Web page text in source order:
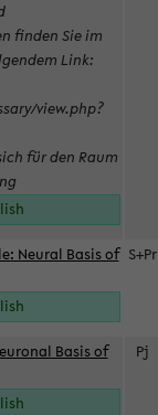
finden Sie im
Link:
view.php?
für den Raum
Neural Basis of S+Pr
Basis of
Pj